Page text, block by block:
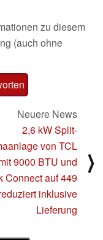
zu diesem
(auch ohne
Neuere News
2,6 kW Split-
von TCL
9000 BTU und
Connect auf 449
inklusive
Lieferung
⟩